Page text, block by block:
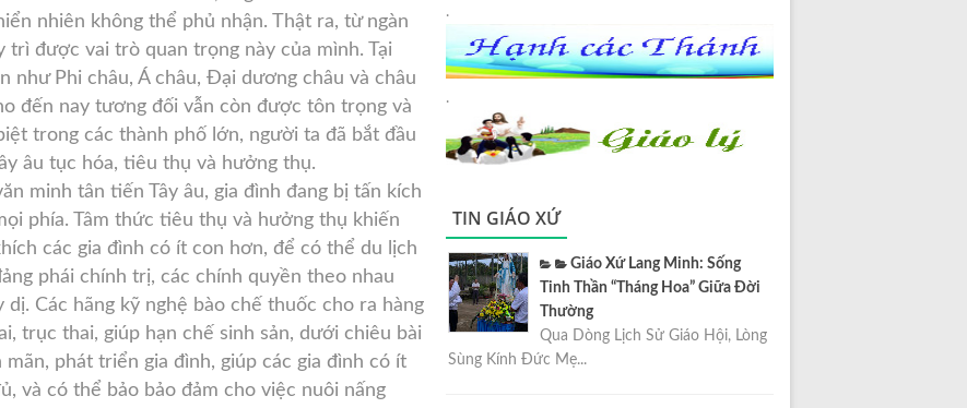
nhiên không thể phủ nhận. Thật ra, từ ngàn
trì được vai trò quan trọng này của mình. Tại
Phi châu, Á châu, Đại dương châu và châu
đến nay tương đối vẫn còn được tôn trọng và
trong các thành phố lớn, người ta đã bắt đầu
âu tục hóa, tiêu thụ và hưởng thụ.
minh tân tiến Tây âu, gia đình đang bị tấn kích
phía. Tâm thức tiêu thụ và hưởng thụ khiến
các gia đình có ít con hơn, để có thể du lịch
phái chính trị, các chính quyền theo nhau
Các hãng kỹ nghệ bào chế thuốc cho ra hàng
trục thai, giúp hạn chế sinh sản, dưới chiêu bài
phát triển gia đình, giúp các gia đình có ít
và có thể bảo bảo đảm cho việc nuôi nấng
.
.
TIN GIÁO XỨ
Giáo Xứ Lang Minh: Sống
Tinh Thần “Tháng Hoa” Giữa Đời
Thường
Qua Dòng Lịch Sử Giáo Hội, Lòng
Sùng Kính Đức Mẹ...